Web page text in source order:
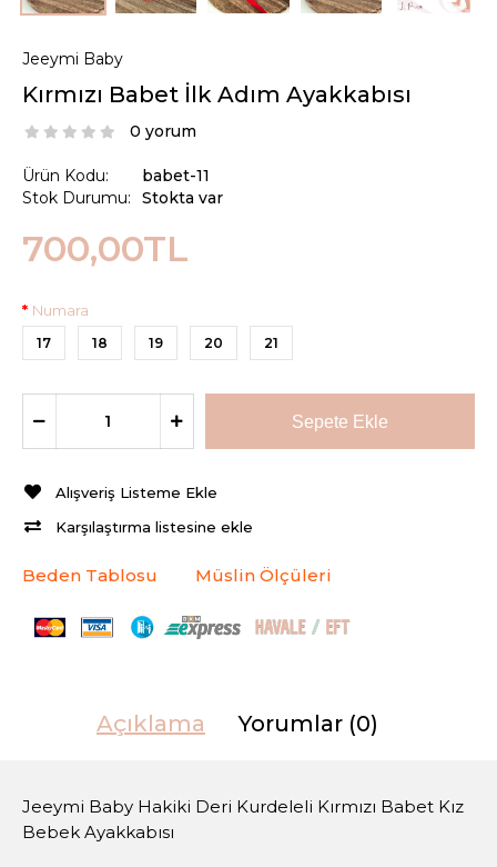
Jeeymi Baby
Kırmızı Babet İlk Adım Ayakkabısı
0 yorum
Ürün Kodu:
Stok Durumu:
babet-11
Stokta var
700,00TL
Numara
17 18 19 20 21
Alışveriş Listeme Ekle
Karşılaştırma listesine ekle
Beden Tablosu Müslin Ölçüleri
Açıklama Yorumlar (0)
Jeeymi Baby Hakiki Deri Kurdeleli Kırmızı Babet Kız
Bebek Ayakkabısı